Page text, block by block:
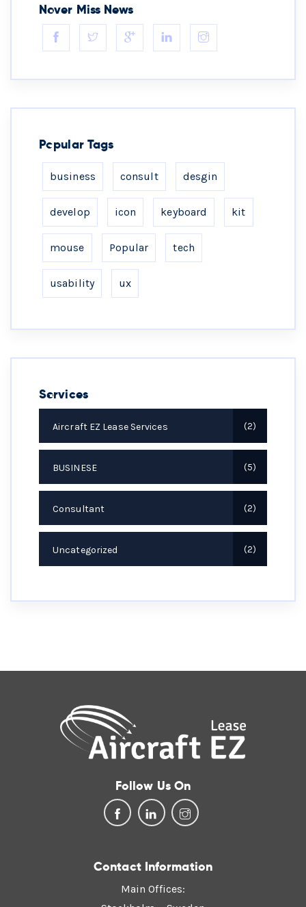
Never Miss News
Popular Tags
business consult desgin
develop icon keyboard kit
mouse Popular tech
usability ux
Services
Aircraft EZ Lease Services 2
BUSINESE 5
Consultant 2
Uncategorized 2
Follow Us On
Contact Information
Main Offices: